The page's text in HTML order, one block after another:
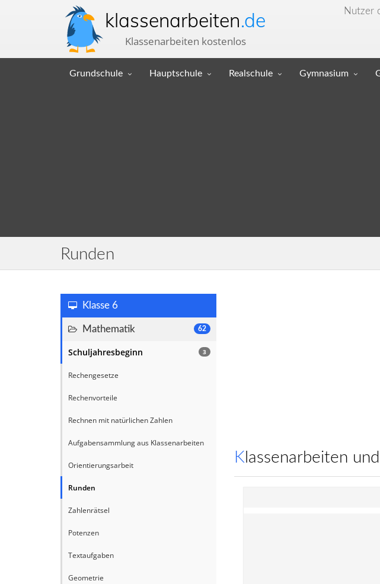
klassenarbeiten.de
Klassenarbeiten kostenlos
Nutzer
Grundschule Hauptschule Realschule Gymnasium
Runden
Klasse 6
62
Mathematik
3
Schuljahresbeginn
Rechengesetze
Rechenvorteile
Rechnen mit natürlichen Zahlen
Aufgabensammlung aus Klassenarbeiten
Orientierungsarbeit
Runden
Zahlenrätsel
Potenzen
Textaufgaben
Geometrie
Klassenarbeiten